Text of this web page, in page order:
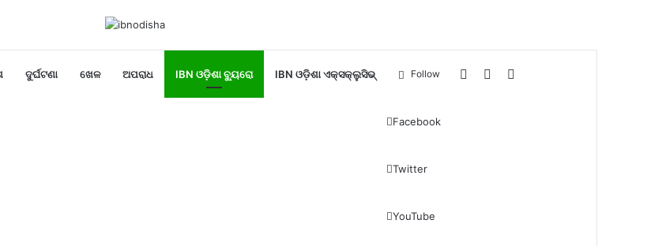
ଦୁର୍ଘଟଣା ଖେଳ ଅପରାଧ IBN ଓଡ଼ିଶା ବ୍ୟୁରୋ IBN ଓଡ଼ିଶା ଏକ୍ସକ୍ଲୁସିଭ୍ Sidebar
Log
Follow
Facebook
Twitter
YouTube